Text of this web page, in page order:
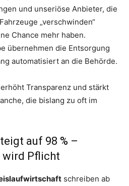
und unseriöse Anbieter, die
„verschwinden“
Chance mehr haben.
übernehmen die Entsorgung
automatisiert an die Behörde.
erhöht Transparenz und stärkt
die bislang zu oft im
auf 98 % –
Pflicht
schreiben ab